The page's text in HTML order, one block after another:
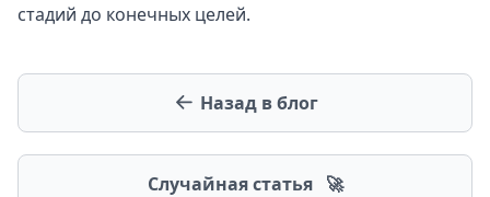
стадий до конечных целей.
Назад в блог
Случайная статья 🚀